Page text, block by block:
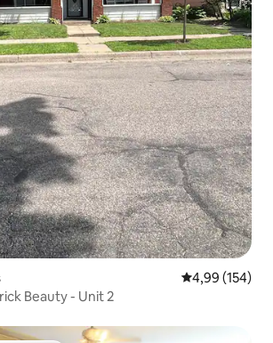
4,99 de uma
4,99 (154)
Beauty - Unit 2